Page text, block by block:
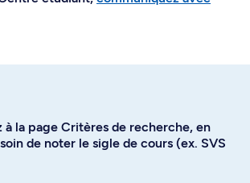
à la page Critères de recherche, en
de noter le sigle de cours (ex. SVS